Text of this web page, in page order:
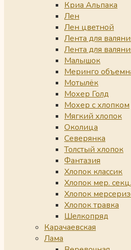
Криа Альпака
Лен
Лен цветной
Лента для
Лента для
Малышок
Меринго
Мотылёк
Мохер Голд
Мохер с хлопком
Мягкий хлопок
Околица
Северянка
Толстый хлопок
Фантазия
Хлопок классик
Хлопок мер.
Хлопок
Хлопок травка
Шелкопряд
Карачаевская
Лама